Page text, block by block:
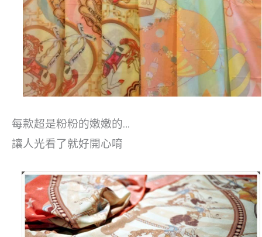
每款超是粉粉的嫩嫩的…
讓人光看了就好開心唷